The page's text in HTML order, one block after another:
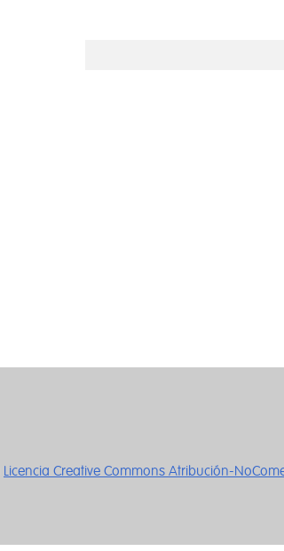
Licencia Creative Commons Atribución-